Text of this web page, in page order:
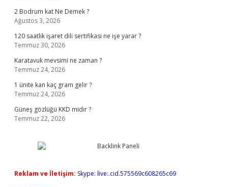
2 Bodrum kat Ne Demek ?
Ağustos 3, 2026
120 saatlik işaret dili sertifikası ne işe yarar ?
Temmuz 30, 2026
Karatavuk mevsimi ne zaman ?
Temmuz 24, 2026
1 ünite kan kaç gram gelir ?
Temmuz 24, 2026
Güneş gözlüğü KKD midir ?
Temmuz 22, 2026
Reklam ve İletişim: Skype: live:.cid.575569c608265c69